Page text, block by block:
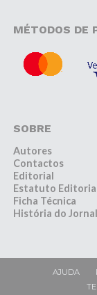
MÉTODOS DE
SOBRE
Autores
Contactos
Editorial
Estatuto
Ficha Técnica
História do Jornal
AJUDA